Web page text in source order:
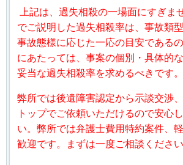
上記は、過失相殺の一場面にすぎま
でご説明した過失相殺率は、事故類
事故態様に応じた一応の目安である
にあたっては、事案の個別・具体的
妥当な過失相殺率を求めるべきです。
弊所では後遺障害認定から示談交渉
トップでご依頼いただけるので安心
い。弊所では弁護士費用特約案件、
歓迎です。まずは一度ご相談ください